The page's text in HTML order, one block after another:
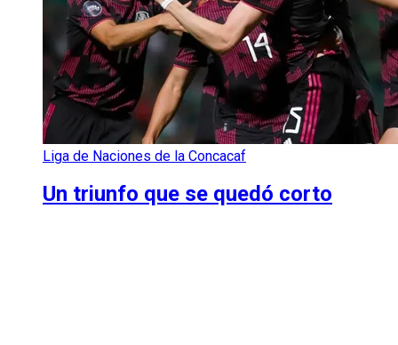
Liga de Naciones de la Concacaf
Un triunfo que se quedó corto